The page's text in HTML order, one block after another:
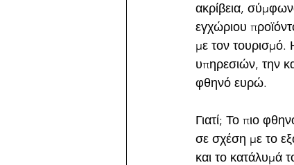
ακρίβεια,
εγχώριου
με τον τουρισμό.
υπηρεσιών, την
φθηνό ευρώ.
Γιατί; Το πιο
σε σχέση με το
και το κατάλυμά